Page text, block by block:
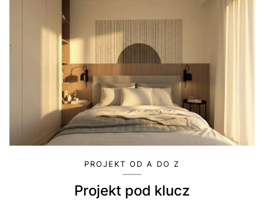
PROJEKT OD A DO Z
Projekt pod klucz